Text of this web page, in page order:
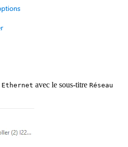
Ethernet avec le sous-titre Réseau